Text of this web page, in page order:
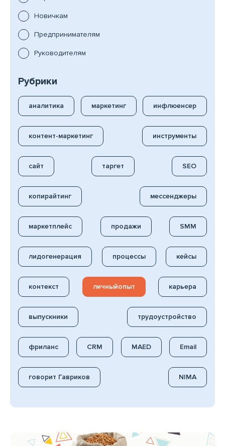
Новичкам
Предпринимателям
Руководителям
Рубрики
аналитика маркетинг инфлюенсер
контент-маркетинг инструменты
сайт таргет SEO
копирайтинг мессенджеры
маркетплейс продажи SMM
лидогенерация процессы кейсы
контекст личныйопыт карьера
выпускники трудоустройство
фриланс CRM MAED Email
говорит Гавриков NIMA